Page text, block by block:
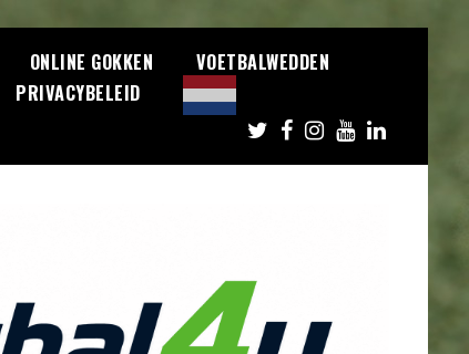
ONLINE GOKKEN
VOETBALWEDDEN
PRIVACYBELEID